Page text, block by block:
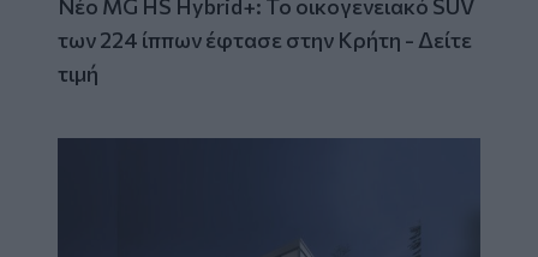
Νέο MG HS Hybrid+: Το οικογενειακό SUV
των 224 ίππων έφτασε στην Κρήτη - Δείτε
τιμή